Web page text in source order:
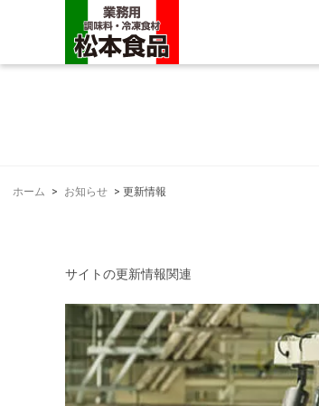
ホーム > お知らせ > 更新情報
サイトの更新情報関連